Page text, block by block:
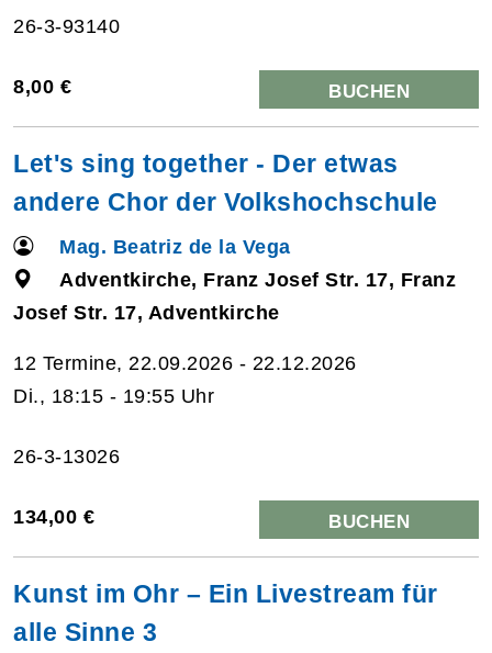
26-3-93140
8,00 € BUCHEN
Let's sing together - Der etwas
andere Chor der Volkshochschule
Mag. Beatriz de la Vega
Adventkirche, Franz Josef Str. 17, Franz
Josef Str. 17, Adventkirche
12 Termine, 22.09.2026 - 22.12.2026
Di., 18:15 - 19:55 Uhr
26-3-13026
134,00 € BUCHEN
Kunst im Ohr – Ein Livestream für
alle Sinne 3